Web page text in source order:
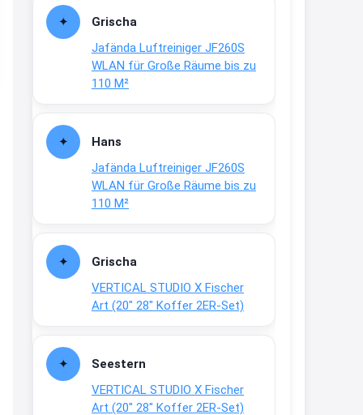
Grischa
Jafända Luftreiniger JF260S
WLAN für Große Räume bis zu
110 M²
Hans
Jafända Luftreiniger JF260S
WLAN für Große Räume bis zu
110 M²
Grischa
VERTICAL STUDIO X Fischer
Art (20″ 28″ Koffer 2ER-Set)
Seestern
VERTICAL STUDIO X Fischer
Art (20″ 28″ Koffer 2ER-Set)
↩
Joachim
Ab diesem Jahr gibt es keine
Fielmann-Blinkis mehr / wurde
www.fielmann-
group.com/blinkis...
13:44
dich zu sehen, alles gut?
15:01
An 01.08. / Sensodyne Rabatt 3€